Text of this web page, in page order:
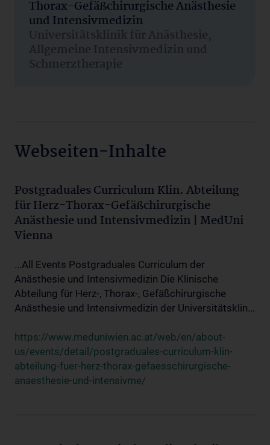
Thorax-Gefäßchirurgische Anästhesie
und Intensivmedizin
Universitätsklinik für Anästhesie,
Allgemeine Intensivmedizin und
Schmerztherapie
Webseiten-Inhalte
Postgraduales Curriculum Klin. Abteilung
für Herz-Thorax-Gefäßchirurgische
Anästhesie und Intensivmedizin | MedUni
Vienna
...All Events Postgraduales Curriculum der
Anästhesie und Intensivmedizin Die Klinische
Abteilung für Herz-, Thorax-, Gefäßchirurgische
Anästhesie und Intensivmedizin der Universitätsklin...
https://www.meduniwien.ac.at/web/en/about-
us/events/detail/postgraduales-curriculum-klin-
abteilung-fuer-herz-thorax-gefaesschirurgische-
anaesthesie-und-intensivme/